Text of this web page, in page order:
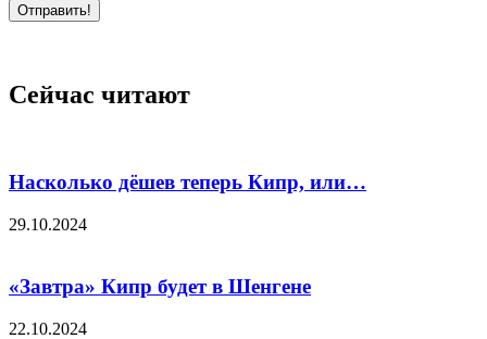
Отправить!
Сейчас читают
Насколько дёшев теперь Кипр, или…
29.10.2024
«Завтра» Кипр будет в Шенгене
22.10.2024